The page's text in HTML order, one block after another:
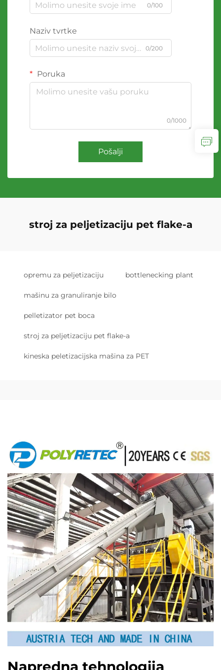
0/100
Naziv tvrtke
0/200
Poruka
0/1000
Pošalji
stroj za peljetizaciju pet flake-a
opremu za peljetizaciju bottlenecking plant
mašinu za granuliranje bilo
pelletizator pet boca
stroj za peljetizaciju pet flake-a
kineska peletizacijska mašina za PET
Napredna tehnologija